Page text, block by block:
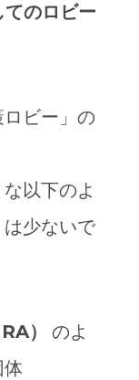
のロビー
ビー」の
以下のよ
少ないで
）
のよ
体